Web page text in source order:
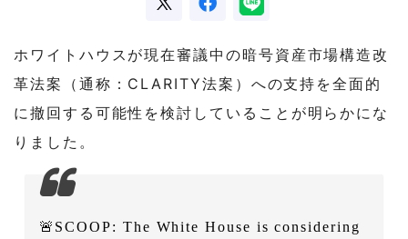
ホワイトハウスが現在審議中の暗号資産市場構造改
革法案（通称：CLARITY法案）への支持を全面的
に撤回する可能性を検討していることが明らかにな
りました。
🚨SCOOP: The White House is considering